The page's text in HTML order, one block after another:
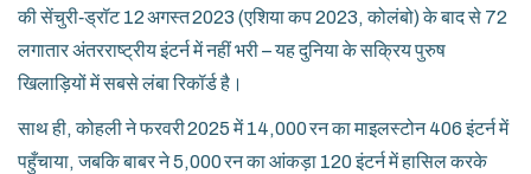
की सेंचुरी‑ड्रॉट 12 अगस्त 2023 (एशिया कप 2023, कोलंबो) के बाद से 72
लगातार अंतरराष्ट्रीय इंटर्न में नहीं भरी – यह दुनिया के सक्रिय पुरुष
खिलाड़ियों में सबसे लंबा रिकॉर्ड है।
साथ ही, कोहली ने फरवरी 2025 में 14,000 रन का माइलस्टोन 406 इंटर्न में
पहुँचाया, जबकि बाबर ने 5,000 रन का आंकड़ा 120 इंटर्न में हासिल करके